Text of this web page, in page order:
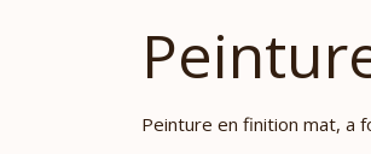
Peinture en finition mat, a